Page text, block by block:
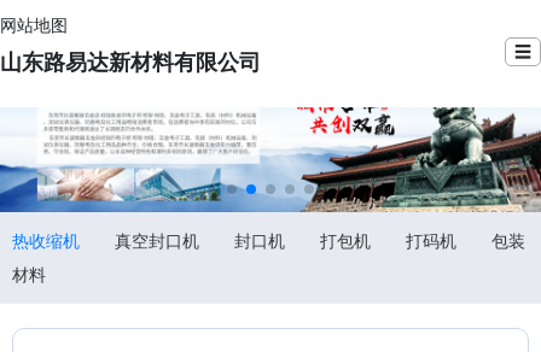
网站地图
山东路易达新材料有限公司 ☰
热收缩机 真空封口机 封口机 打包机 打码机
包装
材料